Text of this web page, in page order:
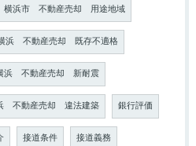
横浜市 不動産売却 用途地域
浜 不動産売却 既存不適格
浜 不動産売却 新耐震
不動産売却 違法建築 銀行評価
接道条件 接道義務